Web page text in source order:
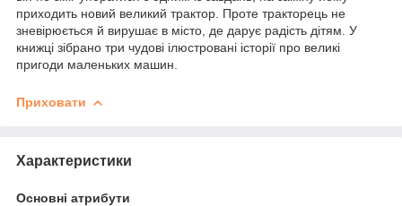
приходить новий великий трактор. Проте тракторець не
зневірюється й вирушає в місто, де дарує радість дітям. У
книжці зібрано три чудові ілюстровані історії про великі
пригоди маленьких машин.
Приховати
Характеристики
Основні атрибути